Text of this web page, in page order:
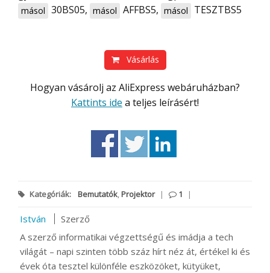
másol 30BS05, másol AFFBS5, másol TESZTBS5
Vásárlás
Hogyan vásárolj az AliExpress webáruházban?
Kattints ide a teljes leírásért!
Kategóriák: Bemutatók,Projektor | 1 |
István
Szerző
A szerző informatikai végzettségű és imádja a tech
világát – napi szinten több száz hírt néz át, értékel ki és
évek óta tesztel különféle eszközöket, kütyüket,